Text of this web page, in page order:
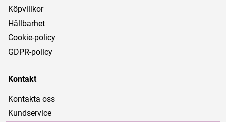
Köpvillkor
Hållbarhet
Cookie-policy
GDPR-policy
Kontakt
Kontakta oss
Kundservice